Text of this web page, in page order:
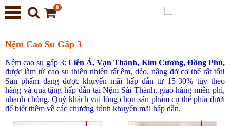
0
Nệm Cao Su Gấp 3
Nệm cao su gấp 3: Liên Á, Vạn Thành, Kim Cương, Đồng Phú,
được làm từ cao su thiên nhiên rất êm, dẻo, nâng đỡ cơ thể rất tốt!
Sản phẩm đang được khuyến mãi hấp dẫn từ 15-30% tùy theo
hãng và quà tặng hấp dẫn tại Nệm Sài Thành, giao hàng miễn phí,
nhanh chóng. Quý khách vui lòng chọn sản phẩm cụ thể phía dưới
để biết thêm về các chương trình khuyến mãi hấp dẫn.